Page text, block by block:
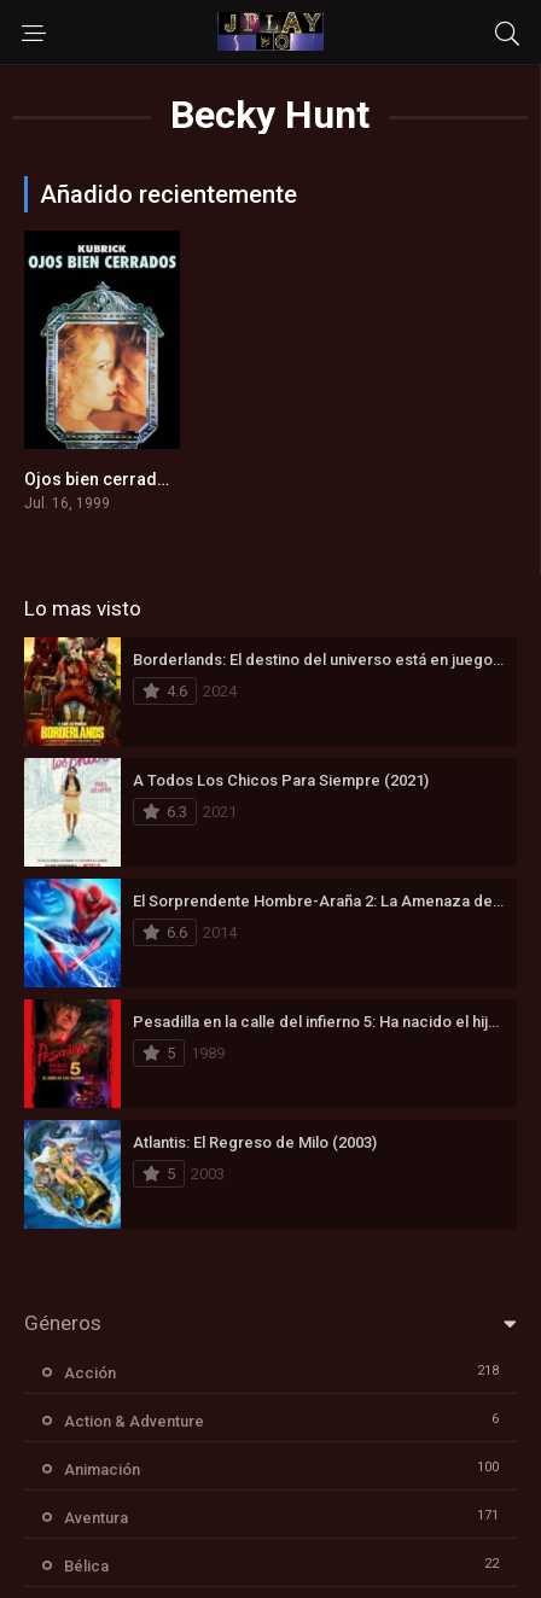
Becky Hunt
Añadido recientemente
7.5
Ojos bien cerrados (1999)
Jul. 16, 1999
Lo mas visto
4.6
2024
A Todos Los Chicos Para Siempre (2021)
6.3
2021
6.6
2014
5
1989
Atlantis: El Regreso de Milo (2003)
5
2003
Géneros
Acción 218
Action & Adventure 6
Animación 100
Aventura 171
Bélica 22